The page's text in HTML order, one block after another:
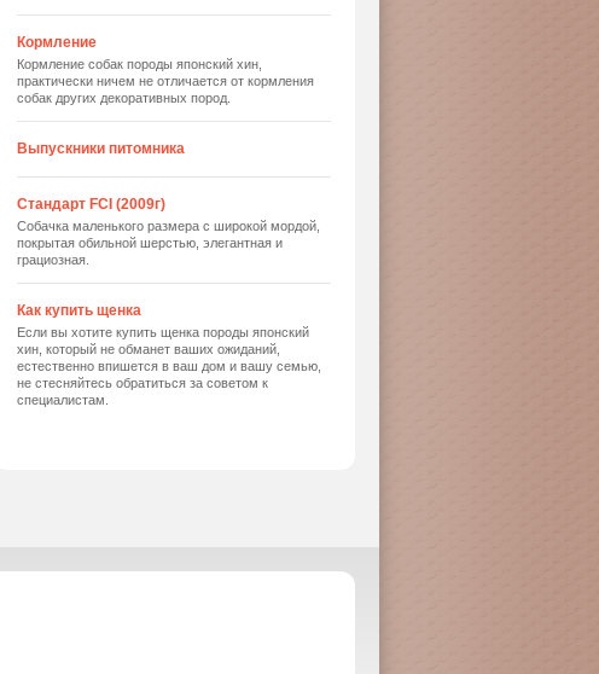
Кормление
Кормление собак породы японский хин,
практически ничем не отличается от кормления
собак других декоративных пород.
Выпускники питомника
Стандарт FCI (2009г)
Собачка маленького размера с широкой мордой,
покрытая обильной шерстью, элегантная и
грациозная.
Как купить щенка
Если вы хотите купить щенка породы японский
хин, который не обманет ваших ожиданий,
естественно впишется в ваш дом и вашу семью,
не стесняйтесь обратиться за советом к
специалистам.